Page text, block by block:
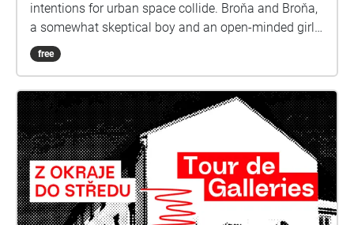
intentions for urban space collide. Broňa and Broňa,
a somewhat skeptical boy and an open-minded girl
from Brno, are recording a program for a school
group, but things start to get a little out of hand
free